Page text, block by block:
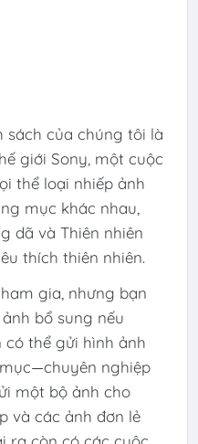
sách của chúng tôi là
giới Sony, một cuộc
thể loại nhiếp ảnh
mục khác nhau,
dã và Thiên nhiên
thích thiên nhiên.
gia, nhưng bạn
bổ sung nếu
có thể gửi hình ảnh
nghiệp
một bộ ảnh cho
và các ảnh đơn lẻ